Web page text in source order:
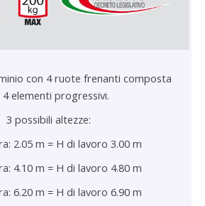
con 4 ruote frenanti composta
4 elementi progressivi.
3 possibili altezze:
2.05 m = H di lavoro 3.00 m
4.10 m = H di lavoro 4.80 m
6.20 m = H di lavoro 6.90 m